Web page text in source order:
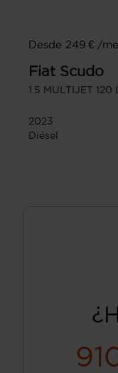
Desde 249 € /
Fiat Scudo
1.5 MULTIJET 120
2023
Diésel